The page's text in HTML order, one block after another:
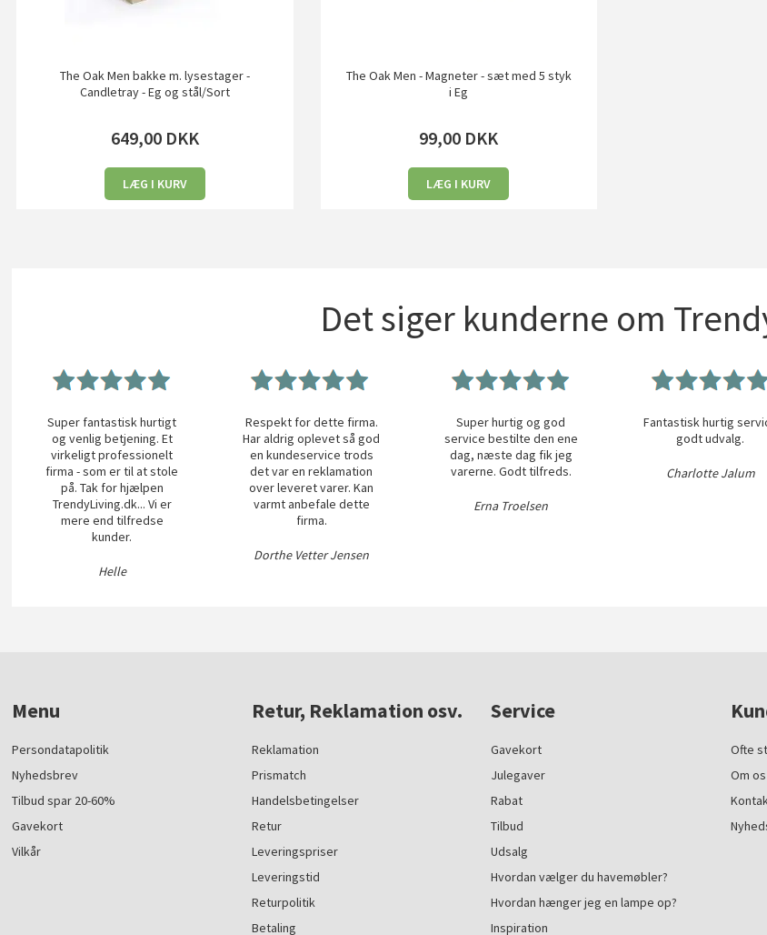
The Oak Men bakke m. lysestager -
Candletray - Eg og stål/Sort
649,00 DKK
LÆG I KURV
The Oak Men - Magneter - sæt med 5 styk
i Eg
99,00 DKK
LÆG I KURV
Det siger kunderne om
Super fantastisk hurtigt
og venlig betjening. Et
virkeligt professionelt
firma - som er til at stole
på. Tak for hjælpen
TrendyLiving.dk... Vi er
mere end tilfredse
kunder.
Helle
Respekt for dette firma.
Har aldrig oplevet så god
en kundeservice trods
det var en reklamation
over leveret varer. Kan
varmt anbefale dette
firma.
Dorthe Vetter Jensen
Super hurtig og god
service bestilte den ene
dag, næste dag fik jeg
varerne. Godt tilfreds.
Erna Troelsen
Fantastisk hurtig
godt udvalg.
Charlotte Jalum
Menu
Persondatapolitik
Nyhedsbrev
Tilbud spar 20-60%
Gavekort
Vilkår
Retur, Reklamation osv.
Reklamation
Prismatch
Handelsbetingelser
Retur
Leveringspriser
Leveringstid
Returpolitik
Betaling
Service
Gavekort
Julegaver
Rabat
Tilbud
Udsalg
Hvordan vælger du havemøbler?
Hvordan hænger jeg en lampe op?
Inspiration
Ofte
Om os